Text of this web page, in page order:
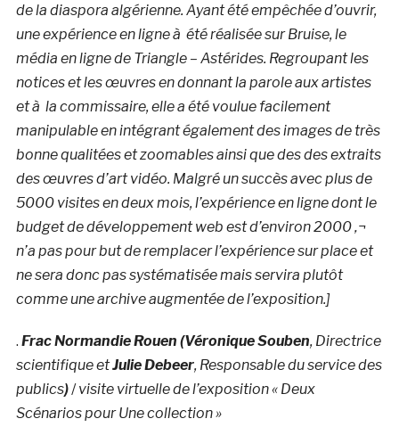
de la diaspora algérienne. Ayant été empêchée d’ouvrir,
une expérience en ligne à été réalisée sur Bruise, le
média en ligne de Triangle – Astérides. Regroupant les
notices et les œuvres en donnant la parole aux artistes
et à la commissaire, elle a été voulue facilement
manipulable en intégrant également des images de très
bonne qualitées et zoomables ainsi que des des extraits
des œuvres d’art vidéo. Malgré un succès avec plus de
5000 visites en deux mois, l’expérience en ligne dont le
budget de développement web est d’environ 2000 ‚¬
n’a pas pour but de remplacer l’expérience sur place et
ne sera donc pas systématisée mais servira plutôt
comme une archive augmentée de l’exposition.]
. Frac Normandie Rouen (Véronique Souben, Directrice
scientifique etJulie Debeer, Responsable du service des
publics)/visite virtuelle de l’exposition « Deux
Scénarios pour Une collection »